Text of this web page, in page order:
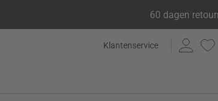
60 dagen
Klantenservice